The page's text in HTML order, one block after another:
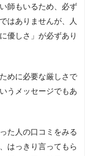
師もいるため、必ず
はありませんが、人
優しさ」が必ずあり
めに必要な厳しさで
うメッセージでもあ
た人の口コミをみる
はっきり言ってもら